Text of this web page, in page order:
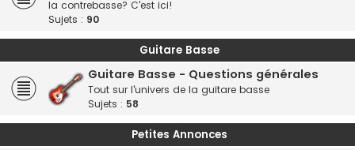
la contrebasse? C'est ici!
Sujets : 90
Guitare Basse
Guitare Basse - Questions générales
Tout sur l'univers de la guitare basse
Sujets : 58
Petites Annonces